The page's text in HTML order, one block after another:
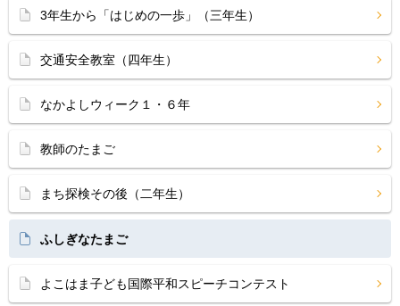
3年生から「はじめの一歩」（三年生）
交通安全教室（四年生）
なかよしウィーク１・６年
教師のたまご
まち探検その後（二年生）
ふしぎなたまご
よこはま子ども国際平和スピーチコンテスト